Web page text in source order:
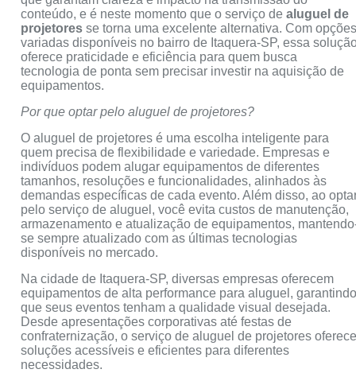
conteúdo, e é neste momento que o serviço dealuguel de
projetores se torna uma excelente alternativa. Com
variadas disponíveis no bairro de Itaquera-SP, essa
oferece praticidade e eficiência para quem busca
tecnologia de ponta sem precisar investir na aquisição de
equipamentos.
Por que optar pelo aluguel de projetores?
O aluguel de projetores é uma escolha inteligente para
quem precisa de flexibilidade e variedade. Empresas e
indivíduos podem alugar equipamentos de diferentes
tamanhos, resoluções e funcionalidades, alinhados às
demandas específicas de cada evento. Além disso, ao
pelo serviço de aluguel, você evita custos de manutenção,
armazenamento e atualização de equipamentos,
se sempre atualizado com as últimas tecnologias
disponíveis no mercado.
Na cidade de Itaquera-SP, diversas empresas oferecem
equipamentos de alta performance para aluguel,
que seus eventos tenham a qualidade visual desejada.
Desde apresentações corporativas até festas de
confraternização, o serviço de aluguel de projetores
soluções acessíveis e eficientes para diferentes
necessidades.